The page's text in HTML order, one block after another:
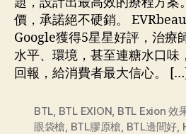
價，承諾絕不硬銷。
Google獲得5星星好評，治療
水平、環境，甚至連糖水口味
回報，給消費者最大信心。 […]
BTL, BTL EXION, BTL Exion 效
眼袋槍, BTL膠原槍, BTL邊間好,